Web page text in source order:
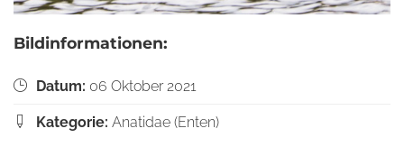
Bildinformationen:
Datum: 06 Oktober 2021
Kategorie: Anatidae (Enten)